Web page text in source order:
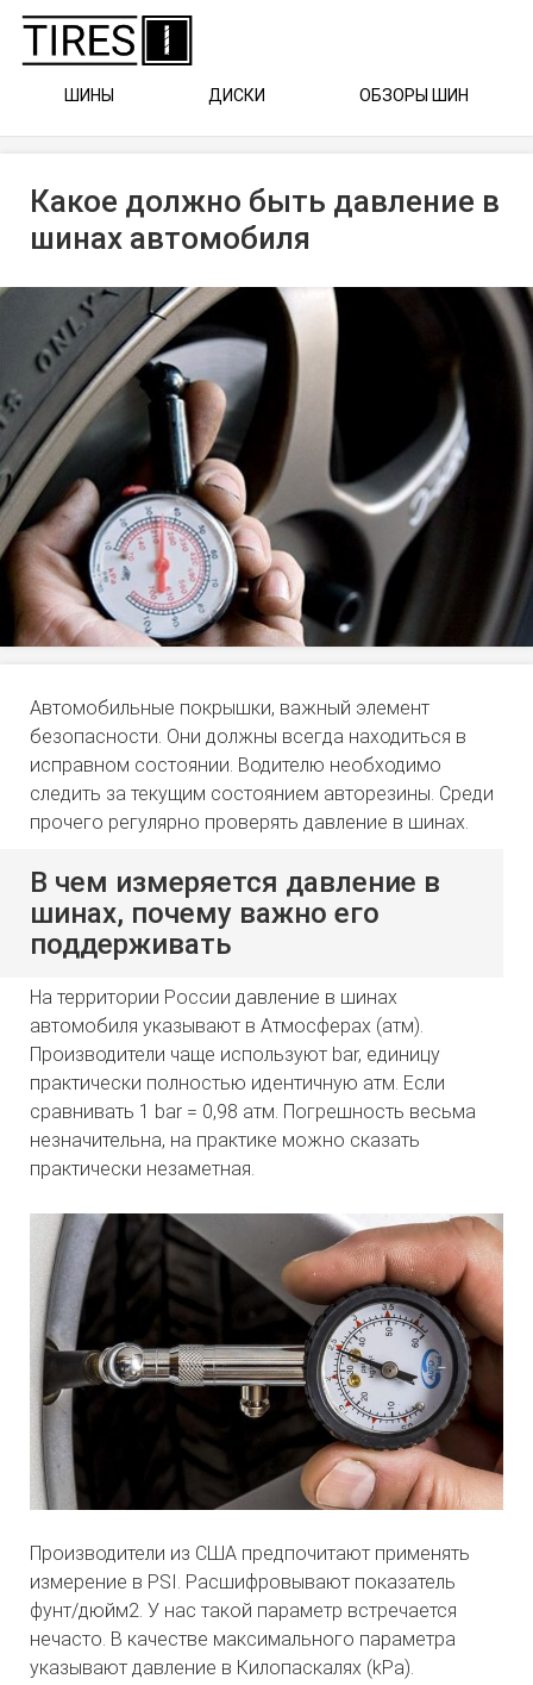
ШИНЫ ДИСКИ ОБЗОРЫ ШИН
Какое должно быть давление в
шинах автомобиля
Автомобильные покрышки, важный элемент
безопасности. Они должны всегда находиться в
исправном состоянии. Водителю необходимо
следить за текущим состоянием авторезины. Среди
прочего регулярно проверять давление в шинах.
В чем измеряется давление в
шинах, почему важно его
поддерживать
На территории России давление в шинах
автомобиля указывают в Атмосферах (атм).
Производители чаще используют bar, единицу
практически полностью идентичную атм. Если
сравнивать 1 bar = 0,98 атм. Погрешность весьма
незначительна, на практике можно сказать
практически незаметная.
Производители из США предпочитают применять
измерение в PSI. Расшифровывают показатель
фунт/дюйм2. У нас такой параметр встречается
нечасто. В качестве максимального параметра
указывают давление в Килопаскалях (kPa).